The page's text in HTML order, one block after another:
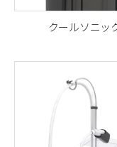
高密度焦点式超音波（
強力な冷却技術を組
痛みを大幅に軽減
世代リフティング
クールソニッ